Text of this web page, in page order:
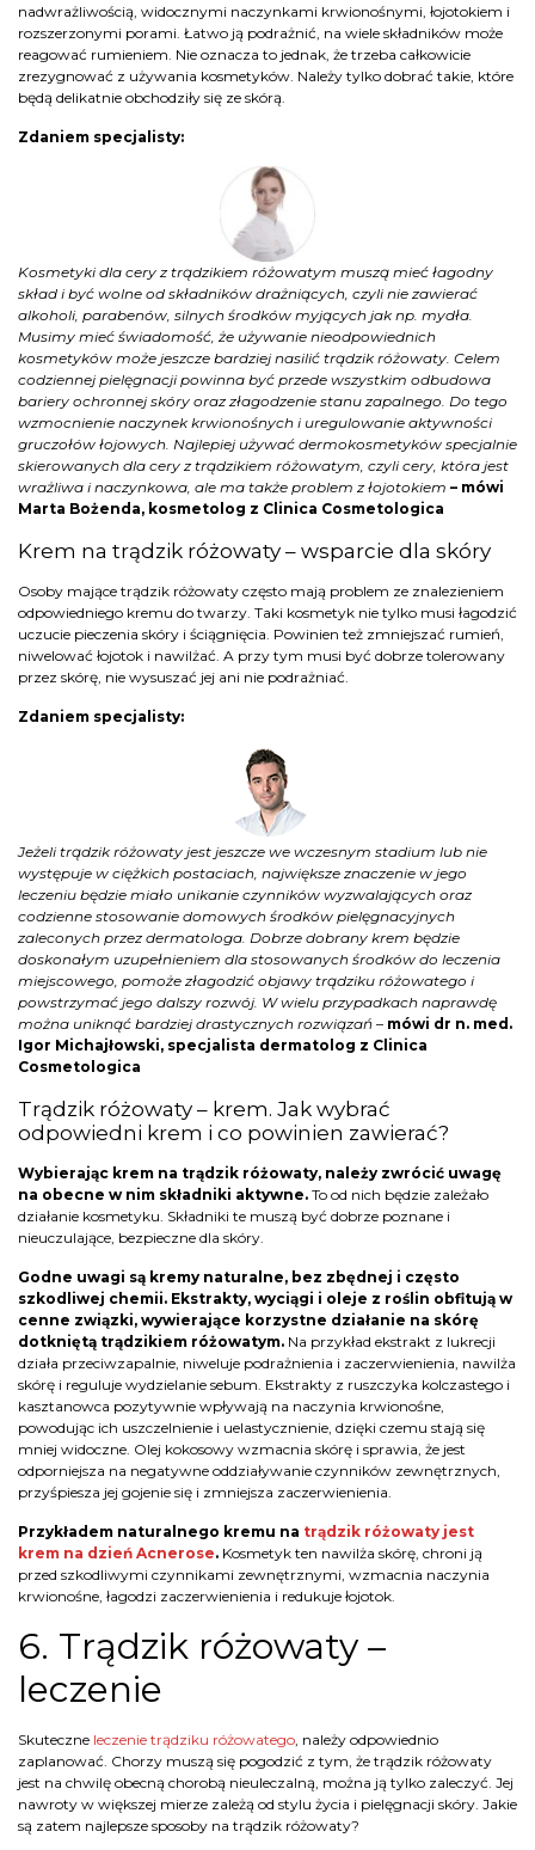
nadwrażliwością, widocznymi naczynkami krwionośnymi, łojotokiem i
rozszerzonymi porami. Łatwo ją podrażnić, na wiele składników może
reagować rumieniem. Nie oznacza to jednak, że trzeba całkowicie
zrezygnować z używania kosmetyków. Należy tylko dobrać takie, które
będą delikatnie obchodziły się ze skórą.
Zdaniem specjalisty:
Kosmetyki dla cery z trądzikiem różowatym muszą mieć łagodny
skład i być wolne od składników drażniących, czyli nie zawierać
alkoholi, parabenów, silnych środków myjących jak np. mydła.
Musimy mieć świadomość, że używanie nieodpowiednich
kosmetyków może jeszcze bardziej nasilić trądzik różowaty. Celem
codziennej pielęgnacji powinna być przede wszystkim odbudowa
bariery ochronnej skóry oraz złagodzenie stanu zapalnego. Do tego
wzmocnienie naczynek krwionośnych i uregulowanie aktywności
gruczołów łojowych. Najlepiej używać dermokosmetyków specjalnie
skierowanych dla cery z trądzikiem różowatym, czyli cery, która jest
wrażliwa i naczynkowa, ale ma także problem z łojotokiem – mówi
Marta Bożenda, kosmetolog z Clinica Cosmetologica
Krem na trądzik różowaty – wsparcie dla skóry
Osoby mające trądzik różowaty często mają problem ze znalezieniem
odpowiedniego kremu do twarzy. Taki kosmetyk nie tylko musi łagodzić
uczucie pieczenia skóry i ściągnięcia. Powinien też zmniejszać rumień,
niwelować łojotok i nawilżać. A przy tym musi być dobrze tolerowany
przez skórę, nie wysuszać jej ani nie podrażniać.
Zdaniem specjalisty:
Jeżeli trądzik różowaty jest jeszcze we wczesnym stadium lub nie
występuje w ciężkich postaciach, największe znaczenie w jego
leczeniu będzie miało unikanie czynników wyzwalających oraz
codzienne stosowanie domowych środków pielęgnacyjnych
zaleconych przez dermatologa. Dobrze dobrany krem będzie
doskonałym uzupełnieniem dla stosowanych środków do leczenia
miejscowego, pomoże złagodzić objawy trądziku różowatego i
powstrzymać jego dalszy rozwój. W wielu przypadkach naprawdę
można uniknąć bardziej drastycznych rozwiązań – mówi dr n. med.
Igor Michajłowski, specjalista dermatolog z Clinica
Cosmetologica
Trądzik różowaty – krem. Jak wybrać
odpowiedni krem i co powinien zawierać?
Wybierając krem na trądzik różowaty, należy zwrócić uwagę
na obecne w nim składniki aktywne. To od nich będzie zależało
działanie kosmetyku. Składniki te muszą być dobrze poznane i
nieuczulające, bezpieczne dla skóry.
Godne uwagi są kremy naturalne, bez zbędnej i często
szkodliwej chemii. Ekstrakty, wyciągi i oleje z roślin obfitują w
cenne związki, wywierające korzystne działanie na skórę
dotkniętą trądzikiem różowatym. Na przykład ekstrakt z lukrecji
działa przeciwzapalnie, niweluje podrażnienia i zaczerwienienia, nawilża
skórę i reguluje wydzielanie sebum. Ekstrakty z ruszczyka kolczastego i
kasztanowca pozytywnie wpływają na naczynia krwionośne,
powodując ich uszczelnienie i uelastycznienie, dzięki czemu stają się
mniej widoczne. Olej kokosowy wzmacnia skórę i sprawia, że jest
odporniejsza na negatywne oddziaływanie czynników zewnętrznych,
przyśpiesza jej gojenie się i zmniejsza zaczerwienienia.
Przykładem naturalnego kremu na trądzik różowaty jest
krem na dzień Acnerose. Kosmetyk ten nawilża skórę, chroni ją
przed szkodliwymi czynnikami zewnętrznymi, wzmacnia naczynia
krwionośne, łagodzi zaczerwienienia i redukuje łojotok.
6. Trądzik różowaty –
leczenie
Skuteczne leczenie trądziku różowatego , należy odpowiednio
zaplanować. Chorzy muszą się pogodzić z tym, że trądzik różowaty
jest na chwilę obecną chorobą nieuleczalną, można ją tylko zaleczyć. Jej
nawroty w większej mierze zależą od stylu życia i pielęgnacji skóry. Jakie
są zatem najlepsze sposoby na trądzik różowaty?